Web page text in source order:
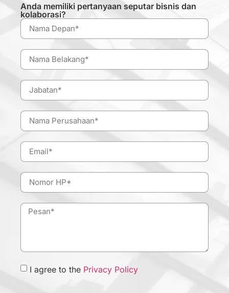
Anda memiliki pertanyaan seputar bisnis dan
kolaborasi?
I agree to the Privacy Policy